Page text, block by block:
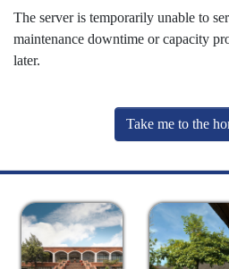
The server is temporarily unable to
maintenance downtime or capacity
later.
Take me to the